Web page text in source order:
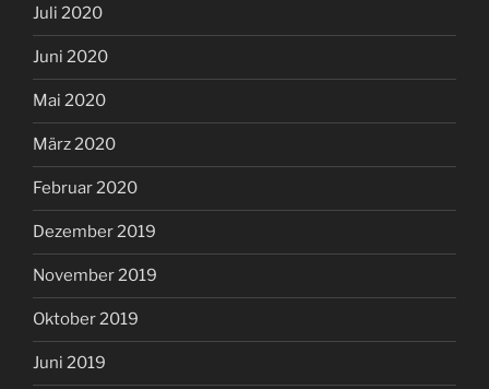
Juli 2020
Juni 2020
Mai 2020
März 2020
Februar 2020
Dezember 2019
November 2019
Oktober 2019
Juni 2019